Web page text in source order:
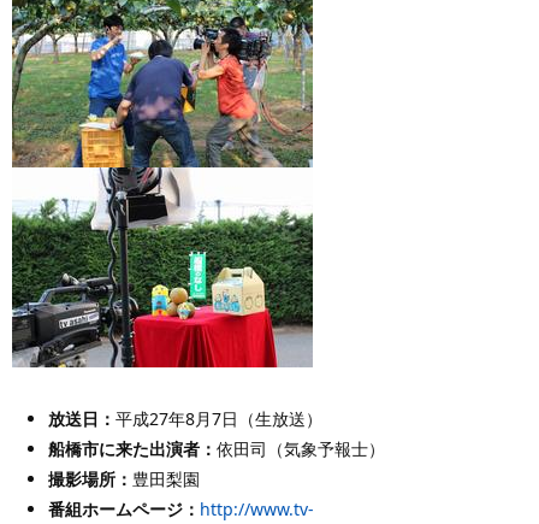
放送日： 平成27年8月7日（生放送）
船橋市に来た出演者 ： 依田司（気象予報士）
撮影場所： 豊田梨園
番組ホームページ： http://www.tv-